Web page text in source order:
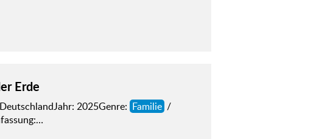
Erde
2025Genre: Familie /